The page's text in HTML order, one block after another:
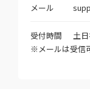
メール
受付時間
土
※メールは受信